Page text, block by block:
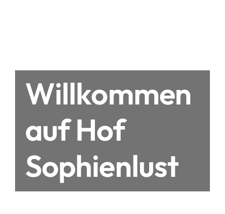
Willkommen
auf Hof
Sophienlust